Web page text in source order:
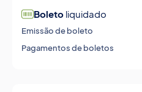
Boleto liquidado
Emissão de boleto
Pagamentos de boletos